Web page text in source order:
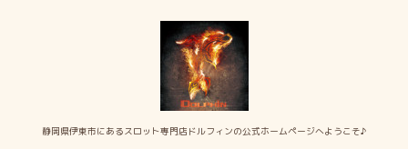
静岡県伊東市にあるスロット専門店ドルフィンの公式ホームページへようこそ♪